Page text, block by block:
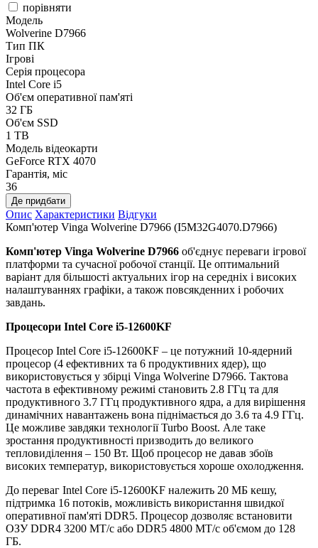
порівняти
Модель
Wolverine D7966
Тип ПК
Ігрові
Серія процесора
Intel Core i5
Об'єм оперативної пам'яті
32 ГБ
Об'єм SSD
1 TB
Модель відеокарти
GeForce RTX 4070
Гарантія, міс
36
Де придбати
Опис Характеристики Відгуки
Комп'ютер Vinga Wolverine D7966 (I5M32G4070.D7966)
Комп'ютер Vinga Wolverine D7966 об'єднує переваги ігрової
платформи та сучасної робочої станції. Це оптимальний
варіант для більшості актуальних ігор на середніх і високих
налаштуваннях графіки, а також повсякденних і робочих
завдань.
Процесори Intel Core i5-12600KF
Процесор Intel Core i5-12600KF – це потужний 10-ядерний
процесор (4 ефективних та 6 продуктивних ядер), що
використовується у збірці Vinga Wolverine D7966. Тактова
частота в ефективному режимі становить 2.8 ГГц та для
продуктивного 3.7 ГГц продуктивного ядра, а для вирішення
динамічних навантажень вона піднімається до 3.6 та 4.9 ГГц.
Це можливе завдяки технології Turbo Boost. Але таке
зростання продуктивності призводить до великого
тепловиділення – 150 Вт. Щоб процесор не давав збоїв
високих температур, використовується хороше охолодження.
До переваг Intel Core i5-12600KF належить 20 МБ кешу,
підтримка 16 потоків, можливість використання швидкої
оперативної пам'яті DDR5. Процесор дозволяє встановити
ОЗУ DDR4 3200 МТ/с або DDR5 4800 МТ/с об'ємом до 128
ГБ.